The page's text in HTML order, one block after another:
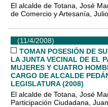
El alcalde de Totana, José
de Comercio y Artesanía,
(11/4/2008)
TOMAN POSESIÓN DE
LA JUNTA VECINAL DE EL
MUJERES Y CUATRO
CARGO DE ALCALDE
LEGISLATURA (2008)
El alcalde de Totana, José
Participación Ciudadana, Juan